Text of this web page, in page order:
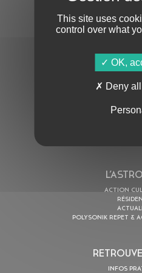
En cochant cette case, j’accepte la
AU
ACTION
POLYSONIK REPET &
INFOS
This site uses
control over what
OK,
Deny